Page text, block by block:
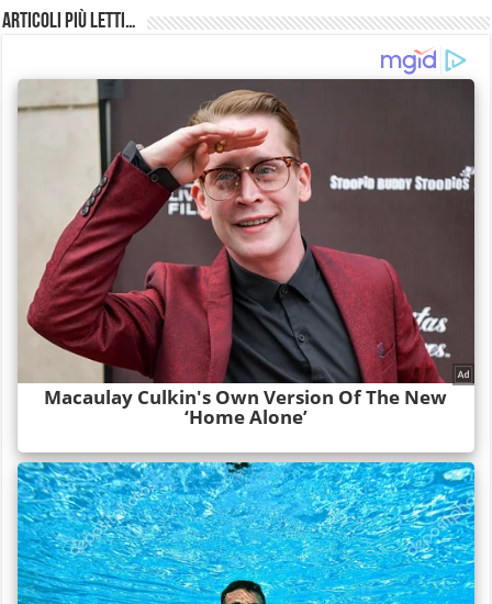
Articoli più Letti…